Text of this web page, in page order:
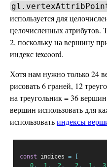
используется для
целочисленных атрибутов.
2, поскольку на вершину
индекс texcoord.
Хотя нам нужно только 24
рисовать 6 граней, 12
на треугольник = 36
вершин использовать для
использоватьиндексы
const indices =
0, 1, 2, 2, 1, 3